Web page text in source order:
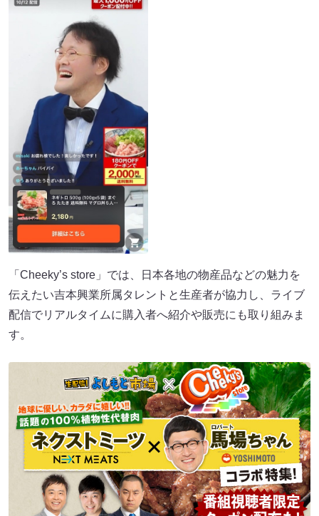
「Cheeky’s store」では、日本各地の物産品などの魅力を
伝えたい吉本興業所属タレントと生産者が協力し、ライブ
配信でリアルタイムに購入者へ紹介や販売にも取り組みま
す。